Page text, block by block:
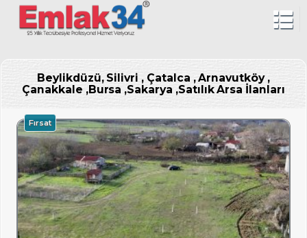
Beylikdüzü, Silivri , Çatalca , Arnavutköy ,
Çanakkale ,Bursa ,Sakarya ,Satılık Arsa İlanları
Fırsat